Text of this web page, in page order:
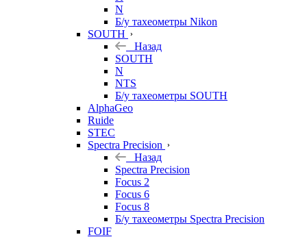
N
Б/у тахеометры Nikon
SOUTH
Назад
SOUTH
N
NTS
Б/у тахеометры SOUTH
AlphaGeo
Ruide
STEC
Spectra Precision
Назад
Spectra Precision
Focus 2
Focus 6
Focus 8
Б/у тахеометры Spectra Precision
FOIF